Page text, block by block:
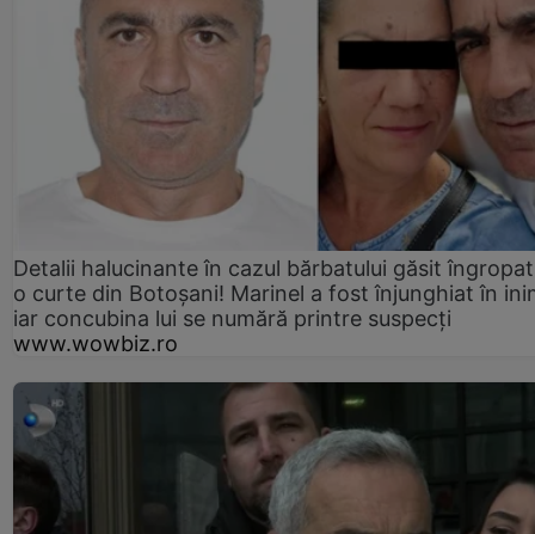
Detalii halucinante în cazul bărbatului găsit
o curte din Botoșani! Marinel a fost înjunghiat în
iar concubina lui se numără printre suspecți
www.wowbiz.ro